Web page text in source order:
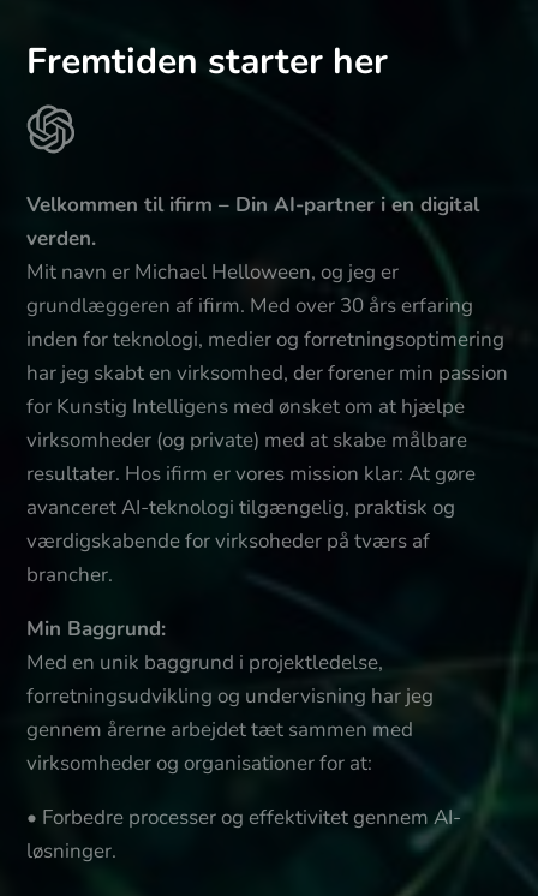
Fremtiden starter her
Velkommen til ifirm – Din AI-partner i en digital
verden.
Mit navn er Michael Helloween, og jeg er
grundlæggeren af ifirm. Med over 30 års erfaring
inden for teknologi, medier og forretningsoptimering
har jeg skabt en virksomhed, der forener min passion
for Kunstig Intelligens med ønsket om at hjælpe
virksomheder (og private) med at skabe målbare
resultater. Hos ifirm er vores mission klar: At gøre
avanceret AI-teknologi tilgængelig, praktisk og
værdigskabende for virksoheder på tværs af
brancher.
Min Baggrund:
Med en unik baggrund i projektledelse,
forretningsudvikling og undervisning har jeg
gennem årerne arbejdet tæt sammen med
virksomheder og organisationer for at:
• Forbedre processer og effektivitet gennem AI-
løsninger.